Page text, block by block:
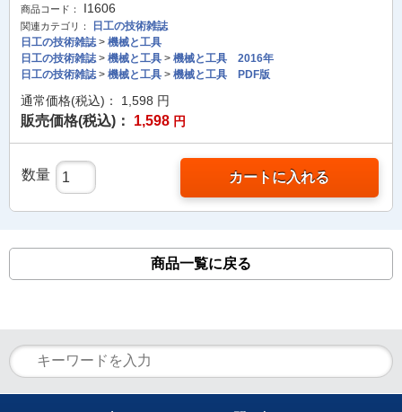
商品コード： I1606
関連カテゴリ：
日工の技術雑誌
日工の技術雑誌> 機械と工具
日工の技術雑誌> 機械と工具 > 機械と工具 2016年
日工の技術雑誌> 機械と工具 > 機械と工具 PDF版
通常価格(税込)： 1,598 円
販売価格(税込)： 1,598 円
数量 カートに入れる
商品一覧に戻る